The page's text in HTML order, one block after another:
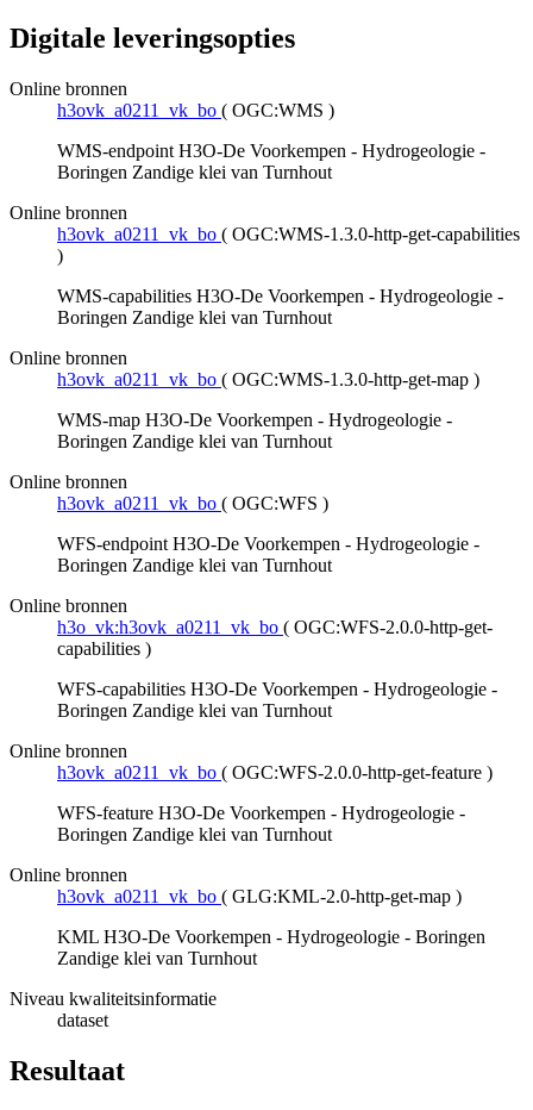
Digitale leveringsopties
Online bronnen
h3ovk_a0211_vk_bo ( OGC:WMS )
WMS-endpoint H3O-De Voorkempen - Hydrogeologie -
Boringen Zandige klei van Turnhout
Online bronnen
h3ovk_a0211_vk_bo ( OGC:WMS-1.3.0-http-get-capabilities
)
WMS-capabilities H3O-De Voorkempen - Hydrogeologie -
Boringen Zandige klei van Turnhout
Online bronnen
h3ovk_a0211_vk_bo ( OGC:WMS-1.3.0-http-get-map )
WMS-map H3O-De Voorkempen - Hydrogeologie -
Boringen Zandige klei van Turnhout
Online bronnen
h3ovk_a0211_vk_bo ( OGC:WFS )
WFS-endpoint H3O-De Voorkempen - Hydrogeologie -
Boringen Zandige klei van Turnhout
Online bronnen
h3o_vk:h3ovk_a0211_vk_bo ( OGC:WFS-2.0.0-http-get-
capabilities )
WFS-capabilities H3O-De Voorkempen - Hydrogeologie -
Boringen Zandige klei van Turnhout
Online bronnen
h3ovk_a0211_vk_bo ( OGC:WFS-2.0.0-http-get-feature )
WFS-feature H3O-De Voorkempen - Hydrogeologie -
Boringen Zandige klei van Turnhout
Online bronnen
h3ovk_a0211_vk_bo ( GLG:KML-2.0-http-get-map )
KML H3O-De Voorkempen - Hydrogeologie - Boringen
Zandige klei van Turnhout
Niveau kwaliteitsinformatie
dataset
Resultaat